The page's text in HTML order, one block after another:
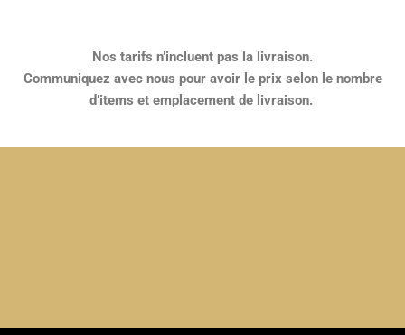
Nos tarifs n’incluent pas la livraison.
Communiquez avec nous pour avoir le prix selon le nombre
d’items et emplacement de livraison.